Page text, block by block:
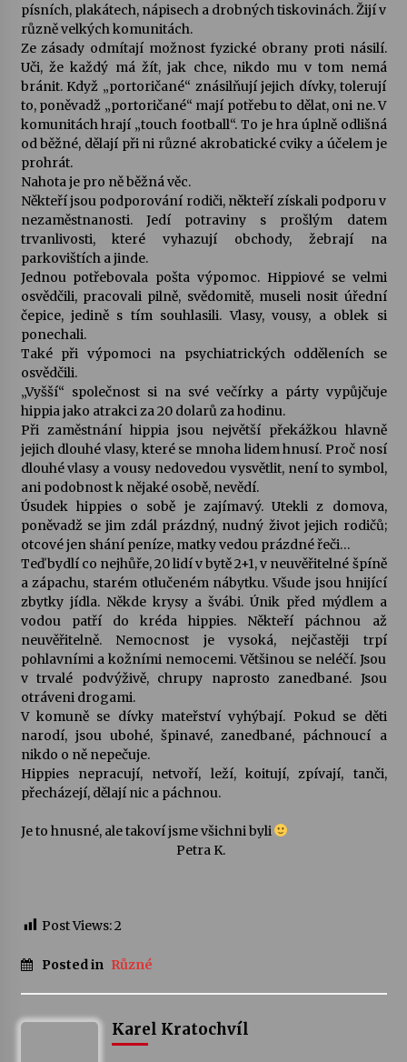
písních, plakátech, nápisech a drobných tiskovinách. Žijí v
různě velkých komunitách.
Ze zásady odmítají možnost fyzické obrany proti násilí.
Uči, že každý má žít, jak chce, nikdo mu v tom nemá
bránit. Když „portoričané“ znásilňují jejich dívky, tolerují
to, poněvadž „portoričané“ mají potřebu to dělat, oni ne. V
komunitách hrají „touch football“. To je hra úplně odlišná
od běžné, dělají při ni různé akrobatické cviky a účelem je
prohrát.
Nahota je pro ně běžná věc.
Někteří jsou podporování rodiči, někteří získali podporu v
nezaměstnanosti. Jedí potraviny s prošlým datem
trvanlivosti, které vyhazují obchody, žebrají na
parkovištích a jinde.
Jednou potřebovala pošta výpomoc. Hippiové se velmi
osvědčili, pracovali pilně, svědomitě, museli nosit úřední
čepice, jedině s tím souhlasili. Vlasy, vousy, a oblek si
ponechali.
Také při výpomoci na psychiatrických odděleních se
osvědčili.
„Vyšší“ společnost si na své večírky a párty vypůjčuje
hippia jako atrakci za 20 dolarů za hodinu.
Při zaměstnání hippia jsou největší překážkou hlavně
jejich dlouhé vlasy, které se mnoha lidem hnusí. Proč nosí
dlouhé vlasy a vousy nedovedou vysvětlit, není to symbol,
ani podobnost k nějaké osobě, nevědí.
Úsudek hippies o sobě je zajímavý. Utekli z domova,
poněvadž se jim zdál prázdný, nudný život jejich rodičů;
otcové jen shání peníze, matky vedou prázdné řeči…
Teď bydlí co nejhůře, 20 lidí v bytě 2+1, v neuvěřitelné špíně
a zápachu, starém otlučeném nábytku. Všude jsou hnijící
zbytky jídla. Někde krysy a švábi. Únik před mýdlem a
vodou patří do kréda hippies. Někteří páchnou až
neuvěřitelně. Nemocnost je vysoká, nejčastěji trpí
pohlavními a kožními nemocemi. Většinou se neléčí. Jsou
v trvalé podvýživě, chrupy naprosto zanedbané. Jsou
otráveni drogami.
V komuně se dívky mateřství vyhýbají. Pokud se děti
narodí, jsou ubohé, špinavé, zanedbané, páchnoucí a
nikdo o ně nepečuje.
Hippies nepracují, netvoří, leží, koitují, zpívají, tanči,
přecházejí, dělají nic a páchnou.
Je to hnusné, ale takoví jsme všichni byli
Petra K.
Post Views:2
Posted in Různé
Karel Kratochvíl